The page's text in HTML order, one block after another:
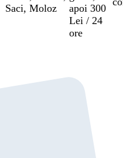
Saci, Moloz
apoi 300
Lei / 24
ore